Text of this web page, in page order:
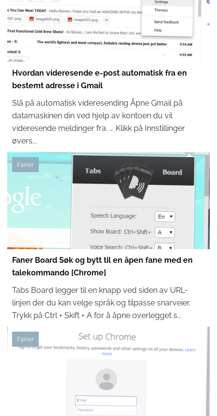
Hvordan videresende e-post automatisk fra en
bestemt adresse i Gmail
Slå på automatisk videresending Åpne Gmail på
datamaskinen din ved hjelp av kontoen du vil
videresende meldinger fra. ... Klikk på Innstillinger
øvers...
Faner
Faner Board Søk og bytt til en åpen fane med en
talekommando [Chrome]
Tabs Board legger til en knapp ved siden av URL-
linjen der du kan velge språk og tilpasse snarveier.
Trykk på Ctrl + Skift + A for å åpne overlegget s...
Faner